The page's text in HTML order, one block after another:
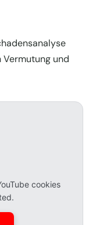
Vermutung und
cookies